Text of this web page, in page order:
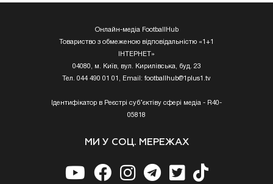
Онлайн-медіа FootballHub
Товариство з обмеженою відповідальністю «1+1
ІНТЕРНЕТ»
04080, м. Київ, вул. Кирилівська, буд. 23
Тел. 044 490 01 01, Email: footballhub@1plus1.tv
Ідентифікатор в Реєстрі суб’єктіву сфері медіа - R40-
05818
МИ У СОЦ. МЕРЕЖАХ